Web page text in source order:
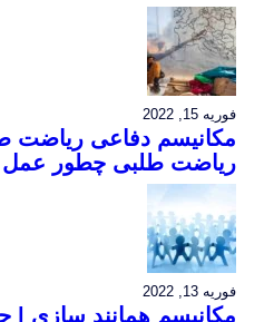
فوریه 15, 2022
مکانیسم دفاعی ریاضت
ریاضت طلبی چطور عمل
فوریه 13, 2022
مکانیسم همانند سازی |